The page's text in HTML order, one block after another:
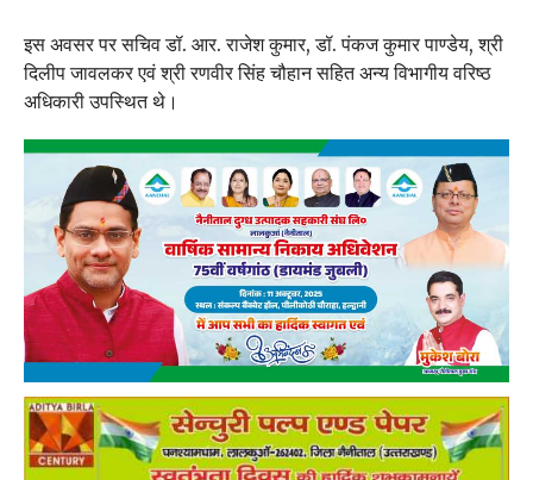
इस अवसर पर सचिव डॉ. आर. राजेश कुमार, डॉ. पंकज कुमार पाण्डेय, श्री
दिलीप जावलकर एवं श्री रणवीर सिंह चौहान सहित अन्य विभागीय वरिष्ठ
अधिकारी उपस्थित थे।